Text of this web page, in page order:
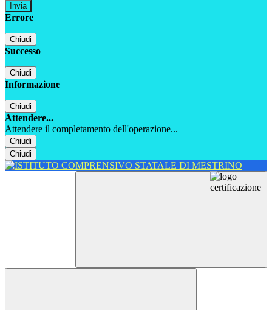
Errore
Chiudi
Successo
Chiudi
Informazione
Chiudi
Attendere...
Attendere il completamento dell'operazione...
Chiudi
Chiudi